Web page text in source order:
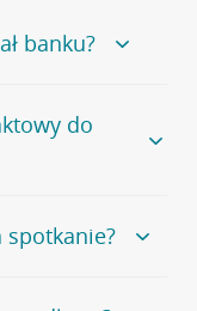
banku?
na
się
do
numeru
spotkanie?